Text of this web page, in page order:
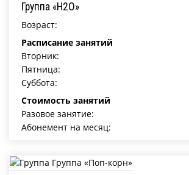
Группа «Н2О»
Возраст:
Расписание занятий
Вторник:
Пятница:
Суббота:
Стоимость занятий
Разовое занятие:
Абонемент на месяц: